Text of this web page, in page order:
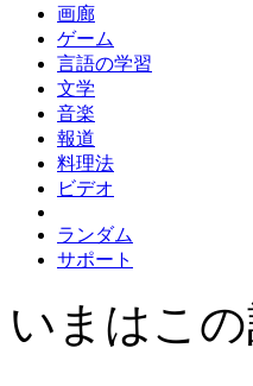
画廊
ゲーム
言語の学習
文学
音楽
報道
料理法
ビデオ
ランダム
サポート
いまはこ